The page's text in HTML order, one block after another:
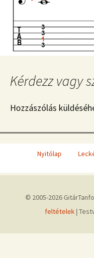
Kérdezz vagy
Hozzászólás
Nyitólap
© 2005-2026
feltételek|